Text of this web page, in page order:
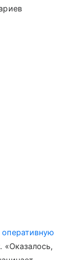
оперативную
«Оказалось,